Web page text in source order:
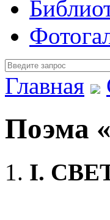
Главная
Поэма
I.